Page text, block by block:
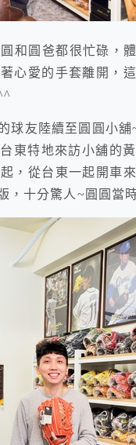
圓爸都很忙碌，體
心愛的手套離開，
友陸續至圓圓小舖
東特地來訪小舖的
，從台東一起開車
，十分驚人~圓圓當